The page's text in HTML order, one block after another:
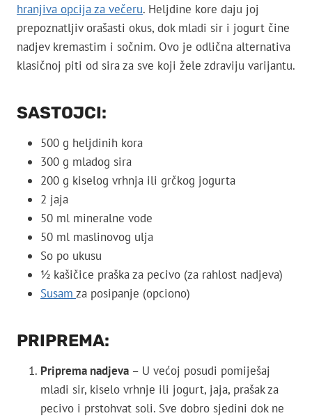
hranjiva opcija za večeru. Heljdine kore daju joj
prepoznatljiv orašasti okus, dok mladi sir i jogurt čine
nadjev kremastim i sočnim. Ovo je odlična alternativa
klasičnoj piti od sira za sve koji žele zdraviju varijantu.
SASTOJCI:
500 g heljdinih kora
300 g mladog sira
200 g kiselog vrhnja ili grčkog jogurta
2 jaja
50 ml mineralne vode
50 ml maslinovog ulja
So po ukusu
½ kašičice praška za pecivo (za rahlost nadjeva)
Susam za posipanje (opciono)
PRIPREMA:
Priprema nadjeva – U većoj posudi pomiješaj
mladi sir, kiselo vrhnje ili jogurt, jaja, prašak za
pecivo i prstohvat soli. Sve dobro sjedini dok ne